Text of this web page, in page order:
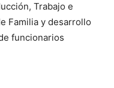
Trabajo e
Familia y desarrollo
funcionarios